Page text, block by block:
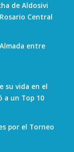
de Aldosivi
Central
entre
su vida en el
a un Top 10
por el Torneo